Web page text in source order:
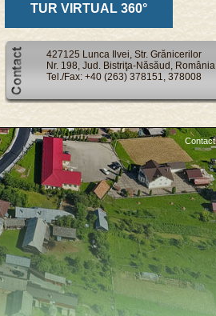
TUR VIRTUAL 360°
427125 Lunca Ilvei, Str. Grănicerilor
Nr. 198, Jud. Bistriţa-Năsăud, România
Tel./Fax: +40 (263) 378151, 378008
Contact